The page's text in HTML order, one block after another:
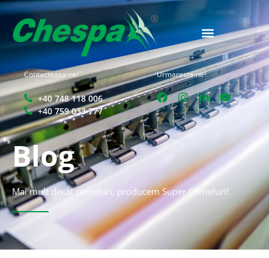
Contacteaza-ne!
+40 748 118 006
+40 759 033 777
Urmareste-ne!
Blog
Mai mult decât cerneluri, producem Super Cerneluri!